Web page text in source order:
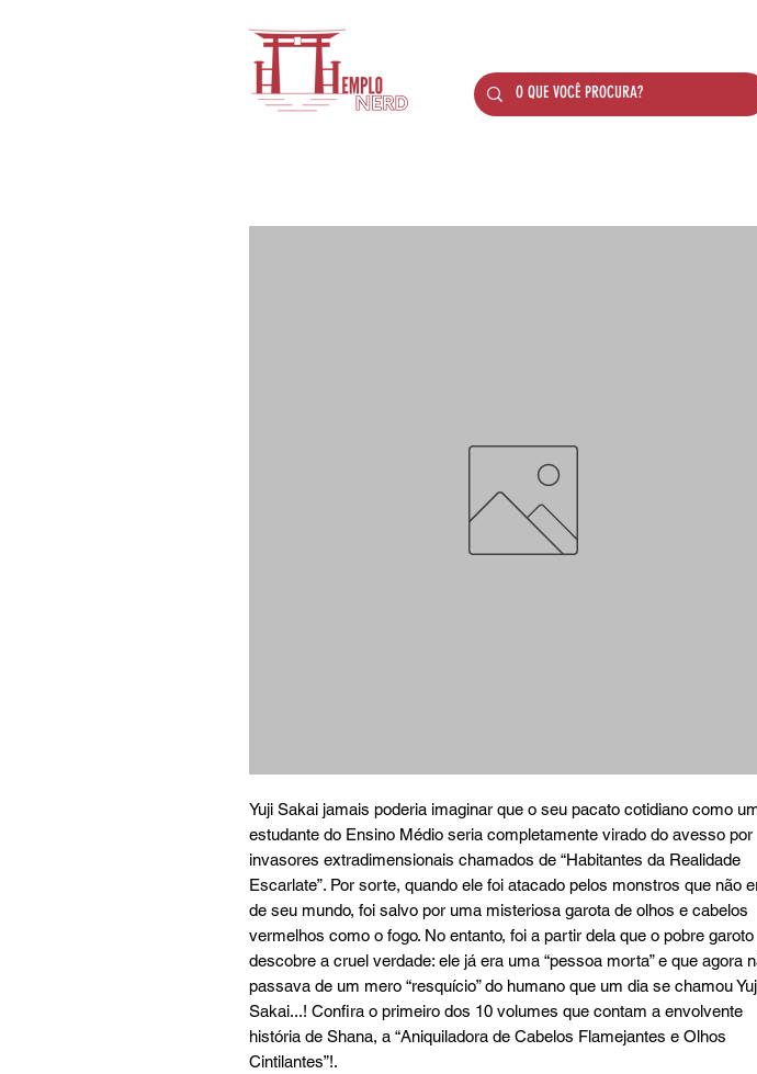
Yuji Sakai jamais poderia imaginar que o seu pacato cotidiano como
estudante do Ensino Médio seria completamente virado do avesso por
invasores extradimensionais chamados de “Habitantes da Realidade
Escarlate”. Por sorte, quando ele foi atacado pelos monstros que não
de seu mundo, foi salvo por uma misteriosa garota de olhos e cabelos
vermelhos como o fogo. No entanto, foi a partir dela que o pobre garoto
descobre a cruel verdade: ele já era uma “pessoa morta” e que agora
passava de um mero “resquício” do humano que um dia se chamou
Sakai...! Confira o primeiro dos 10 volumes que contam a envolvente
história de Shana, a “Aniquiladora de Cabelos Flamejantes e Olhos
Cintilantes”!.